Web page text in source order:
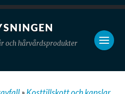
och hårvårdsprodukter